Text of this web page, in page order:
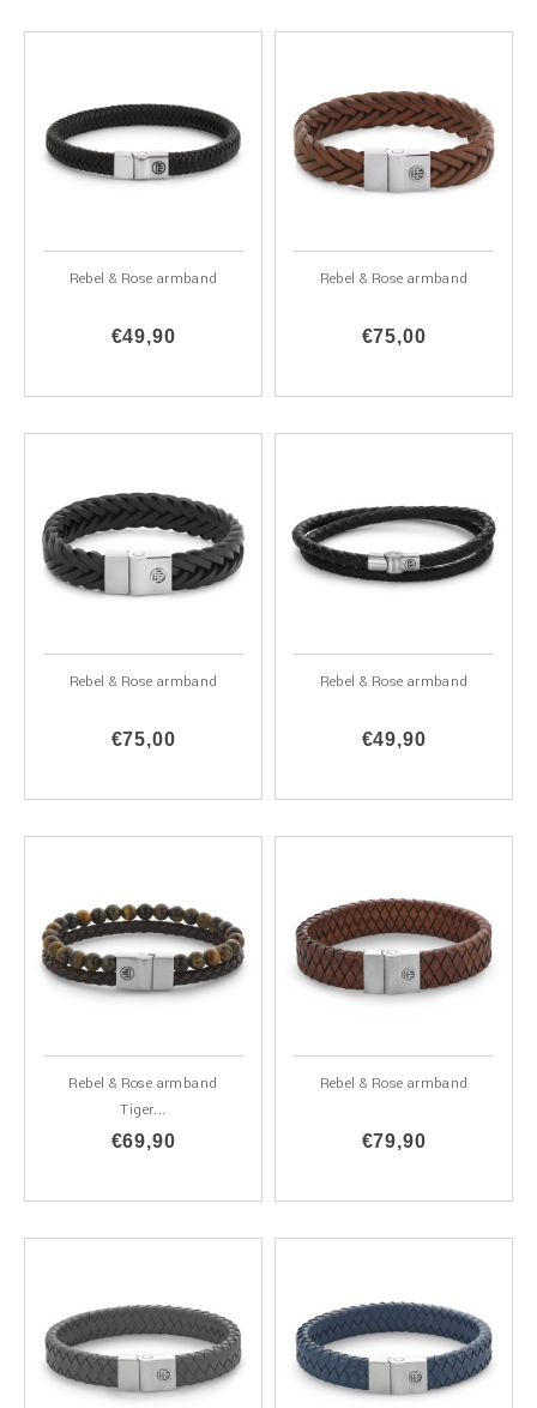
Rebel & Rose armband
€49,90
Rebel & Rose armband
€75,00
Rebel & Rose armband
€75,00
Rebel & Rose armband
€49,90
Rebel & Rose armband
Tiger...
€69,90
Rebel & Rose armband
€79,90